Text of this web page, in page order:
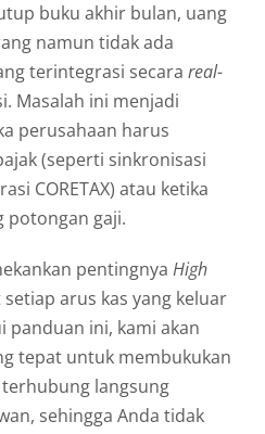
buku akhir bulan, uang
namun tidak ada
terintegrasi secara real-
Masalah ini menjadi
perusahaan harus
(seperti sinkronisasi
CORETAX) atau ketika
potongan gaji.
pentingnya High
arus kas yang keluar
panduan ini, kami akan
tepat untuk membukukan
langsung
sehingga Anda tidak